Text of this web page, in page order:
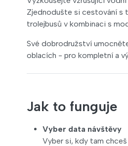
Zjednodušte si cestování s
trolejbusů v kombinaci s
Své dobrodružství
oblacích - pro kompletní a
Jak to funguje
Vyber data návštěvy
Vyber si, kdy tam